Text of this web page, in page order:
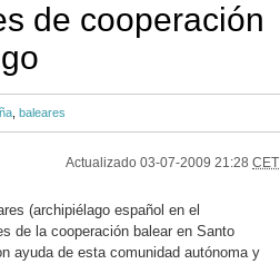
de cooperación
baleares
Actualizado 03-07-2009 21:28 CET
(archipiélago español en el
de la cooperación balear en Santo
ayuda de esta comunidad autónoma y